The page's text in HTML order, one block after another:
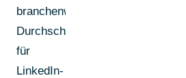
branchenweite
Durchschnitt
für
LinkedIn-